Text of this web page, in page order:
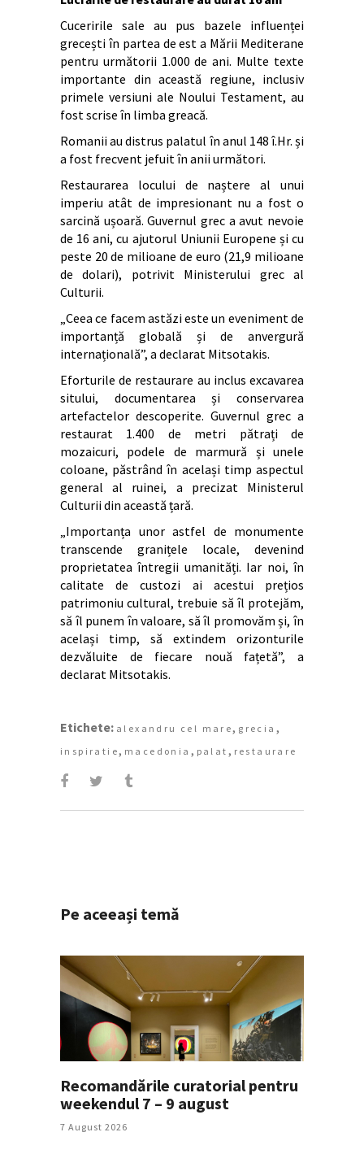
Cuceririle sale au pus bazele influenței
grecești în partea de est a Mării Mediterane
pentru următorii 1.000 de ani. Multe texte
importante din această regiune, inclusiv
primele versiuni ale Noului Testament, au
fost scrise în limba greacă.
Romanii au distrus palatul în anul 148 î.Hr. și
a fost frecvent jefuit în anii următori.
Restaurarea locului de naștere al unui
imperiu atât de impresionant nu a fost o
sarcină ușoară. Guvernul grec a avut nevoie
de 16 ani, cu ajutorul Uniunii Europene și cu
peste 20 de milioane de euro (21,9 milioane
de dolari), potrivit Ministerului grec al
Culturii.
„Ceea ce facem astăzi este un eveniment de
importanță globală și de anvergură
internațională”, a declarat Mitsotakis.
Eforturile de restaurare au inclus excavarea
sitului, documentarea și conservarea
artefactelor descoperite. Guvernul grec a
restaurat 1.400 de metri pătrați de
mozaicuri, podele de marmură și unele
coloane, păstrând în același timp aspectul
general al ruinei, a precizat Ministerul
Culturii din această țară.
„Importanța unor astfel de monumente
transcende granițele locale, devenind
proprietatea întregii umanități. Iar noi, în
calitate de custozi ai acestui prețios
patrimoniu cultural, trebuie să îl protejăm,
să îl punem în valoare, să îl promovăm și, în
același timp, să extindem orizonturile
dezvăluite de fiecare nouă fațetă”, a
declarat Mitsotakis.
Etichete: alexandru cel mare, grecia ,
inspiratie, macedonia , palat , restaurare
Pe aceeași temă
Recomandările curatorial pentru
weekendul 7 – 9 august
7 August 2026